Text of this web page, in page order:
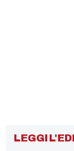
LEGGI